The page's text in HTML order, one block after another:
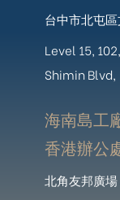
台中市北屯
Level 15,
Shimin Blvd,
海南島工
香港辦公
北角友邦廣場